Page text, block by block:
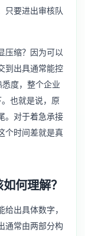
只要进出审核队
压缩？因为可以
到出具通常能控
度，整个企业
也就是说，原
。对于着急承接
个时间差就是真
何理解？
出具体数字，
通常由两部分构